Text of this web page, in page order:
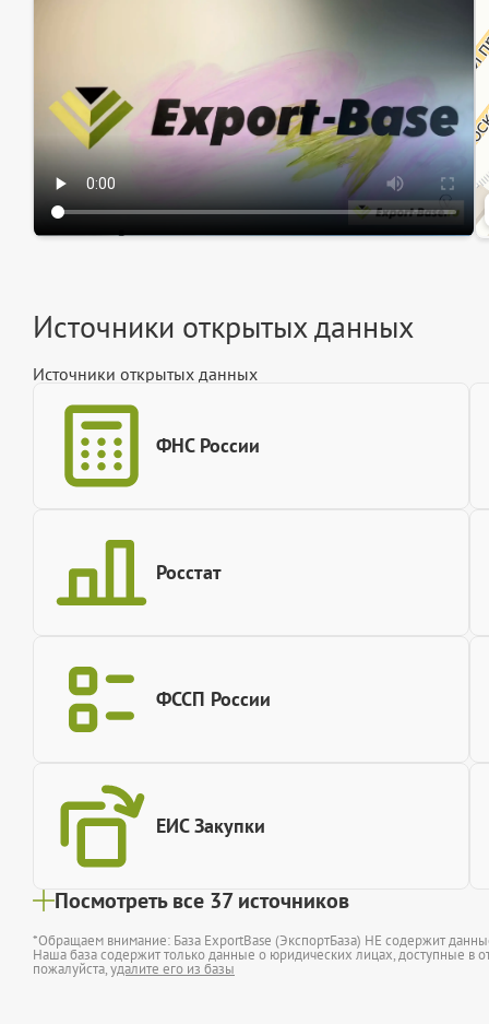
Источники открытых данных
Источники открытых данных
ФНС России
Росстат
ФССП России
ЕИС Закупки
Посмотреть все 37 источников
*Обращаем внимание: База ExportBase (ЭкспортБаза) НЕ содержит
Наша база содержит только данные о юридических лицах, доступные в
пожалуйста,удалите его из базы